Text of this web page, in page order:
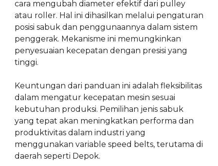
cara mengubah diameter efektif dari pulley
atau roller. Hal ini dihasilkan melalui pengaturan
posisi sabuk dan penggunaannya dalam sistem
penggerak. Mekanisme ini memungkinkan
penyesuaian kecepatan dengan presisi yang
tinggi.
Keuntungan dari panduan ini adalah fleksibilitas
dalam mengatur kecepatan mesin sesuai
kebutuhan produksi. Pemilihan jenis sabuk
yang tepat akan meningkatkan performa dan
produktivitas dalam industri yang
menggunakan variable speed belts, terutama di
daerah seperti Depok.